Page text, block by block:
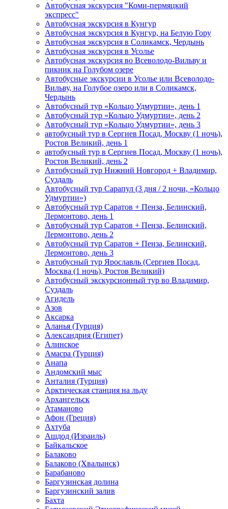
Автобусная экскурсия "Коми-пермяцкий
экспресс"
Автобусная экскурсия в Кунгур
Автобусная экскурсия в Кунгур, на Белую Гору
Автобусная экскурсия в Соликамск, Чердынь
Автобусная экскурсия в Усолье
Автобусная экскурсия во Всеволодо-Вильву и
пикник на Голубом озере
Автобусные экскурсии в Усолье или Всеволодо-
Вильву, на Голубое озеро или в Соликамск,
Чердынь
Автобусный тур «Кольцо Удмуртии», день 1
Автобусный тур «Кольцо Удмуртии», день 2
Автобусный тур «Кольцо Удмуртии», день 3
автобусный тур в Сергиев Посад, Москву (1 ночь),
Ростов Великий, день 1
автобусный тур в Сергиев Посад, Москву (1 ночь),
Ростов Великий, день 2
Автобусный тур Нижний Новгород + Владимир,
Суздаль
Автобусный тур Сарапул (3 дня / 2 ночи, «Кольцо
Удмуртии»)
Автобусный тур Саратов + Пенза, Белинский,
Лермонтово, день 1
Автобусный тур Саратов + Пенза, Белинский,
Лермонтово, день 2
Автобусный тур Саратов + Пенза, Белинский,
Лермонтово, день 3
Автобусный тур Ярославль (Сергиев Посад,
Москва (1 ночь), Ростов Великий)
Автобусный экскурсионный тур во Владимир,
Суздаль
Агидель
Азов
Аксарка
Аланья (Турция)
Александрия (Египет)
Алинское
Амасра (Турция)
Анапа
Андомский мыс
Анталия (Турция)
Арктическая станция на льду
Архангельск
Атаманово
Афон (Греция)
Ахтуба
Ашдод (Израиль)
Байкальское
Балаково
Балаково (Хвалынск)
Барабаново
Баргузинская долина
Баргузинский залив
Бахта